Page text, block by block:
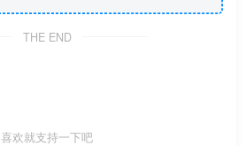
THE END
喜欢就支持一下吧